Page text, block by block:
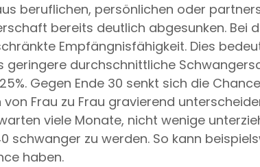
beruflichen, persönlichen oder
bereits deutlich abgesunken. Bei
Empfängnisfähigkeit. Dies
geringere durchschnittliche
Gegen Ende 30 senkt sich die
Frau zu Frau gravierend
viele Monate, nicht wenige
zu werden. So kann
haben.